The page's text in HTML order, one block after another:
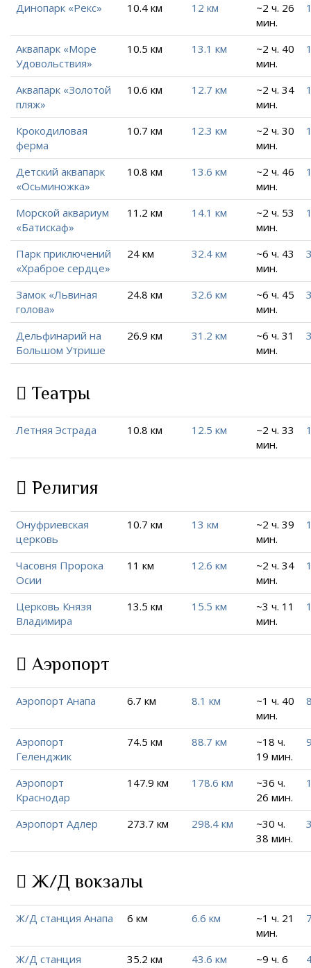
Динопарк «Рекс» 10.4 км 12 км
~2 ч. 26
мин.
Аквапарк «Море
Удовольствия»
10.5 км 13.1 км
~2 ч. 40
мин.
Аквапарк «Золотой
пляж»
10.6 км 12.7 км
~2 ч. 34
мин.
Крокодиловая
ферма
10.7 км 12.3 км
~2 ч. 30
мин.
Детский аквапарк
«Осьминожка»
10.8 км 13.6 км
~2 ч. 46
мин.
Морской аквариум
«Батискаф»
11.2 км 14.1 км
~2 ч. 53
мин.
Парк приключений
«Храброе сердце»
24 км 32.4 км
~6 ч. 43
мин.
Замок «Львиная
голова»
24.8 км 32.6 км
~6 ч. 45
мин.
Дельфинарий на
Большом Утрише
26.9 км 31.2 км
~6 ч. 31
мин.
Театры
Летняя Эстрада 10.8 км 12.5 км
~2 ч. 33
мин.
Религия
Онуфриевская
церковь
10.7 км 13 км
~2 ч. 39
мин.
Часовня Пророка
Осии
11 км 12.6 км
~2 ч. 34
мин.
Церковь Князя
Владимира
13.5 км 15.5 км
~3 ч. 11
мин.
Аэропорт
Аэропорт Анапа 6.7 км 8.1 км
~1 ч. 40
мин.
Аэропорт
Геленджик
74.5 км 88.7 км
~18 ч.
19 мин.
Аэропорт
Краснодар
147.9 км 178.6 км
~36 ч.
26 мин.
Аэропорт Адлер 273.7 км 298.4 км
~30 ч.
38 мин.
Ж/Д вокзалы
Ж/Д станция Анапа 6 км 6.6 км
~1 ч. 21
мин.
Ж/Д станция
35.2 км 43.6 км
~9 ч. 6